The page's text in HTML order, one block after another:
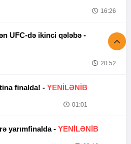
16:26
Tofiq Musayevdən UFC-də ikinci qələbə -
20:52
finalda! - YENİLƏNİB
01:01
yarımfinalda - YENİLƏNİB